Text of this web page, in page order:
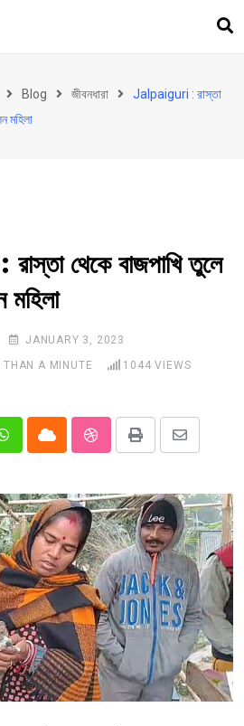
Blog জীবনধারা
Jalpaiguri : রাস্তা
মহিলা
থেকে বাজপাখি তুলে
JANUARY 3, 2023
THAN A MINUTE 1044 VIEWS
WhatsappCloud StumbleUpon
Print
Share
Email